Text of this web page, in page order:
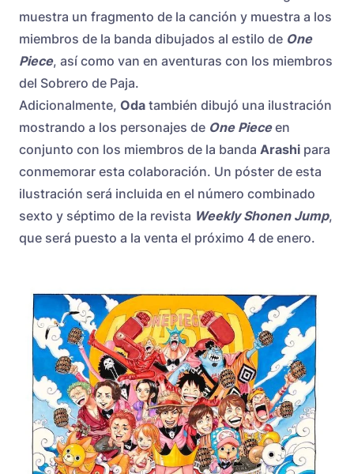
muestra un fragmento de la canción y muestra a los
miembros de la banda dibujados al estilo de One
Piece, así como van en aventuras con los miembros
del Sobrero de Paja.
Adicionalmente, Oda también dibujó una ilustración
mostrando a los personajes de One Pieceen
conjunto con los miembros de la banda Arashi para
conmemorar esta colaboración. Un póster de esta
ilustración será incluida en el número combinado
sexto y séptimo de la revista Weekly Shonen Jump,
que será puesto a la venta el próximo 4 de enero.